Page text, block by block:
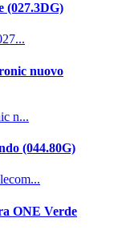
(027.3DG)
nuovo
n...
(044.80G)
ONE Verde